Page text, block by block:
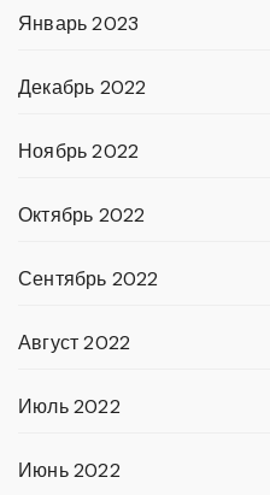
Январь 2023
Декабрь 2022
Ноябрь 2022
Октябрь 2022
Сентябрь 2022
Август 2022
Июль 2022
Июнь 2022